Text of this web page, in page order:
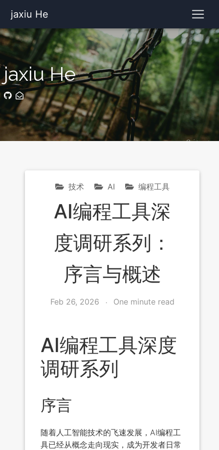
jaxiu He
jaxiu He
技术 AI 编程工具
AI编程工具深
度调研系列：
序言与概述
Feb 26, 2026 One minute read
AI编程工具深度
调研系列
序言
随着人工智能技术的飞速发展，AI编程工
具已经从概念走向现实，成为开发者日常